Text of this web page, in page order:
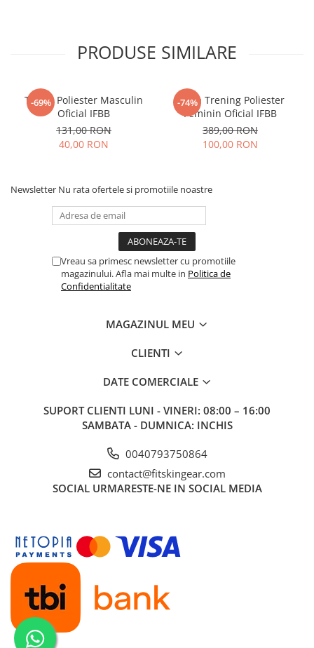
PRODUSE SIMILARE
-69%
Tricou Poliester Masculin
Oficial IFBB
131,00 RON
40,00 RON
-74%
Bluza Trening Poliester
Feminin Oficial IFBB
389,00 RON
100,00 RON
Newsletter Nu rata ofertele si promotiile noastre
Vreau sa primesc newsletter cu promotiile
magazinului. Afla mai multe in Politica de
Confidentialitate
MAGAZINUL MEU
CLIENTI
DATE COMERCIALE
SUPORT CLIENTI LUNI - VINERI: 08:00 – 16:00
SAMBATA - DUMNICA: INCHIS
0040793750864
contact@fitskingear.com
SOCIAL URMARESTE-NE IN SOCIAL MEDIA